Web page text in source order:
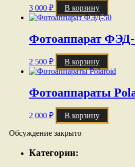
3 000 ₽ В корзину
Фотоаппарат ФЭД-
2 500 ₽ В корзину
Фотоаппараты
2 000 ₽ В корзину
Обсуждение закрыто
Категории: